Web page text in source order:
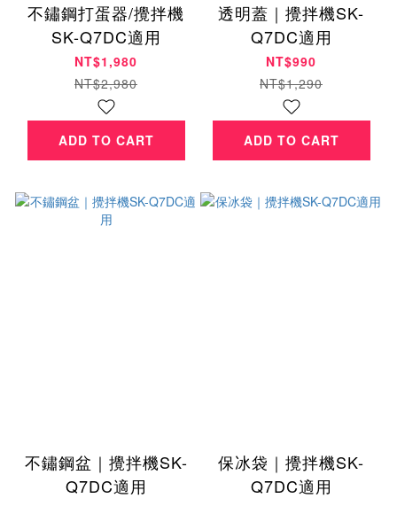
不鏽鋼打蛋器/攪拌機
SK-Q7DC適用
NT$1,980
NT$2,980
ADD TO CART
透明蓋｜攪拌機SK-
Q7DC適用
NT$990
NT$1,290
ADD TO CART
不鏽鋼盆｜攪拌機SK-
Q7DC適用
保冰袋｜攪拌機SK-
Q7DC適用